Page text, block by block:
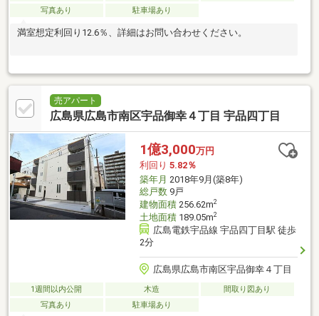
写真あり
駐車場あり
満室想定利回り12.6％、詳細はお問い合わせください。
売アパート
広島県広島市南区宇品御幸４丁目 宇品四丁目
1億3,000万円
利回り 5.82％
築年月 2018年9月(築8年)
総戸数9戸
建物面積256.62m2
土地面積189.05m2
広島電鉄宇品線 宇品四丁目駅 徒歩
2分
広島県広島市南区宇品御幸４丁目
1週間以内公開 木造
間取り図あり
写真あり
駐車場あり